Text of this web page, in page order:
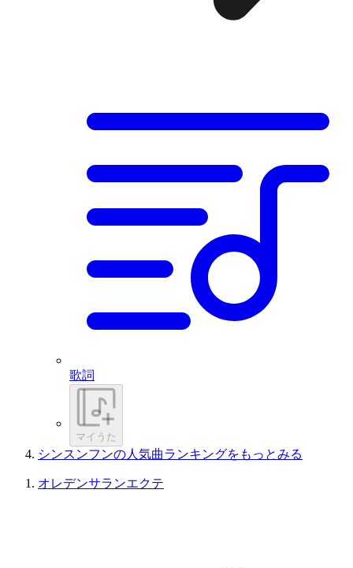
歌詞
マイうた
シンスンフンの人気曲ランキングをもっとみる
オレデンサランエクテ